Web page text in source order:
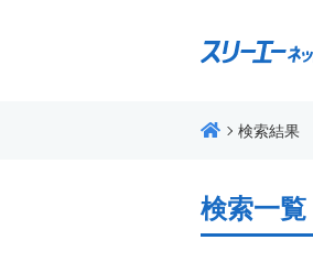
検索結果
検索一覧